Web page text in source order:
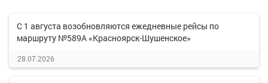
С 1 августа возобновляются ежедневные рейсы по
маршруту №589А «Красноярск-Шушенское»
28.07.2026